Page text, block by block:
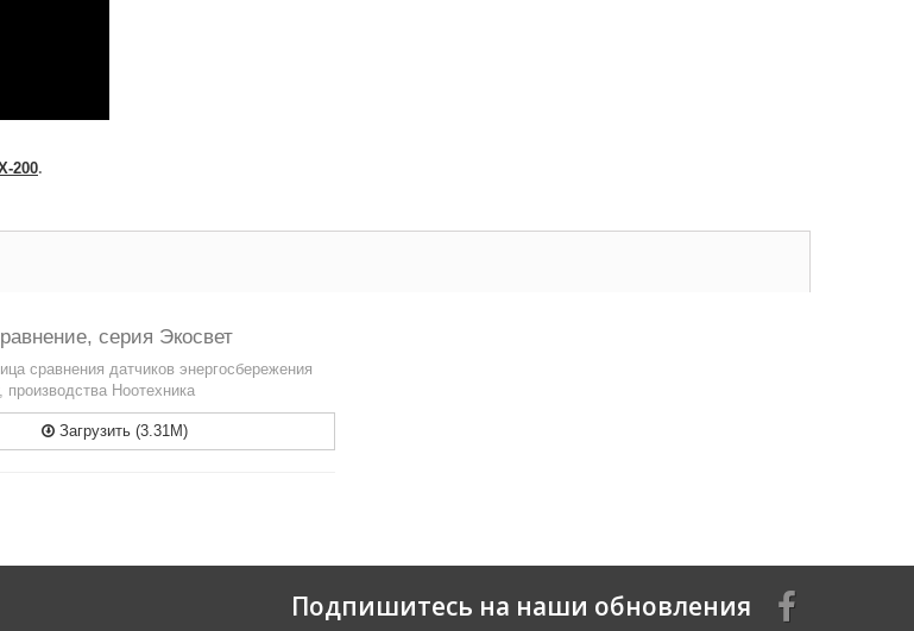
200.
серия Экосвет
сравнения датчиков энергосбережения
производства Ноотехника
Загрузить (3.31M)
Подпишитесь на наши обновления